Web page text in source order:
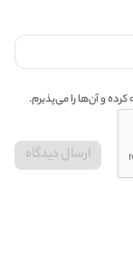
و آن‌ها را می‌پذیرم.